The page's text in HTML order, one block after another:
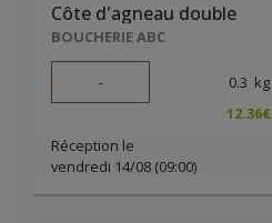
Côte d'agneau double
BOUCHERIE ABC
- 0.3 kg
12.36€
Réception le
vendredi 14/08 (09:00)